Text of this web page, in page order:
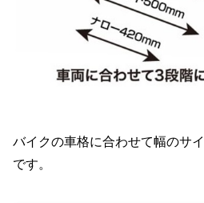
バイクの車格に合わせて幅のサ
です。